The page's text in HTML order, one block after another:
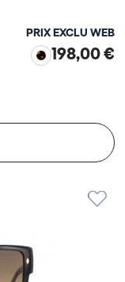
PRIX EXCLU WEB
198,00 €